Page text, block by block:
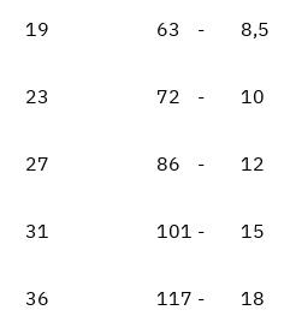
19 63 - 8,5
23 72 - 10
27 86 - 12
31 101 - 15
36 117 - 18